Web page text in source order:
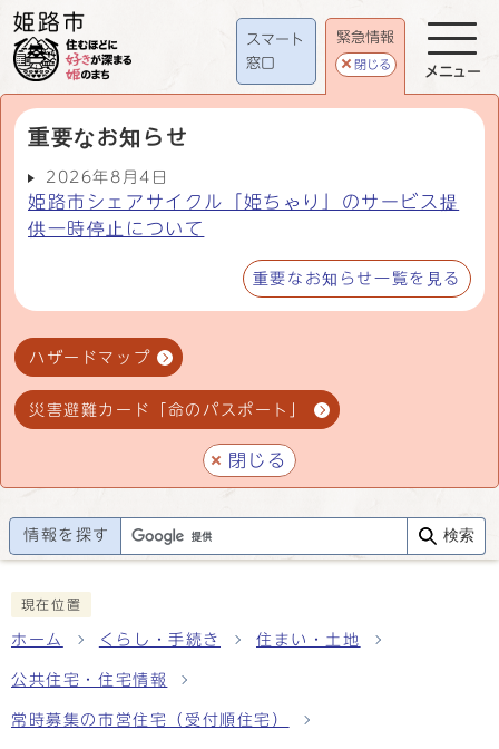
スマート
窓口
緊急情報
閉じる
重要なお知らせ
2026年8月4日
姫路市シェアサイクル「姫ちゃり」のサービス提
供一時停止について
重要なお知らせ一覧を見る
ハザードマップ
災害避難カード「命のパスポート」
閉じる
メニュー
情報を探す 検索
現在位置
ホーム くらし・手続き 住まい・土地
公共住宅・住宅情報
常時募集の市営住宅（受付順住宅）